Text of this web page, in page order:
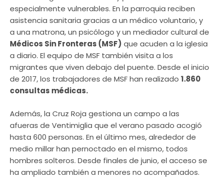
especialmente vulnerables. En la parroquia reciben
asistencia sanitaria gracias a un médico voluntario, y
a una matrona, un psicólogo y un mediador cultural de
Médicos Sin Fronteras (MSF) que acuden a la iglesia
a diario. El equipo de MSF también visita a los
migrantes que viven debajo del puente. Desde el inicio
de 2017, los trabajadores de MSF han realizado 1.860
consultas médicas.
Además, la Cruz Roja gestiona un campo a las
afueras de Ventimiglia que el verano pasado acogió
hasta 600 personas. En el último mes, alrededor de
medio millar han pernoctado en el mismo, todos
hombres solteros. Desde finales de junio, el acceso se
ha ampliado también a menores no acompañados.